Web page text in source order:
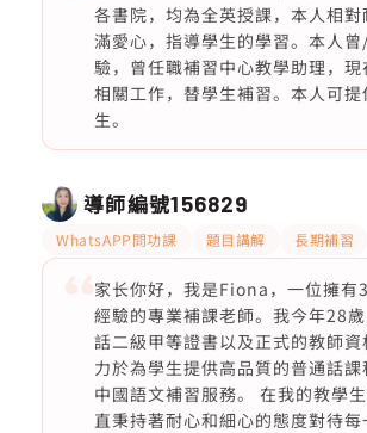
各書院，均為全英授課，本人相
滿愛心，指導學生的學習。本人
驗，曾任職補習中心教學助理，
相關工作，替學生補習。本人可
生。
導師編號156829
WhatsAPP問功課 題目講解 長期補習
家长你好，我是Fiona，一位擁有
經驗的專業補課老師。我今年28
話二級甲等證書以及正式的教師
力於為學生提供高品質的普通話課
中國語文補習服務。 在我的教學
直秉持著耐心和細心的態度對待每